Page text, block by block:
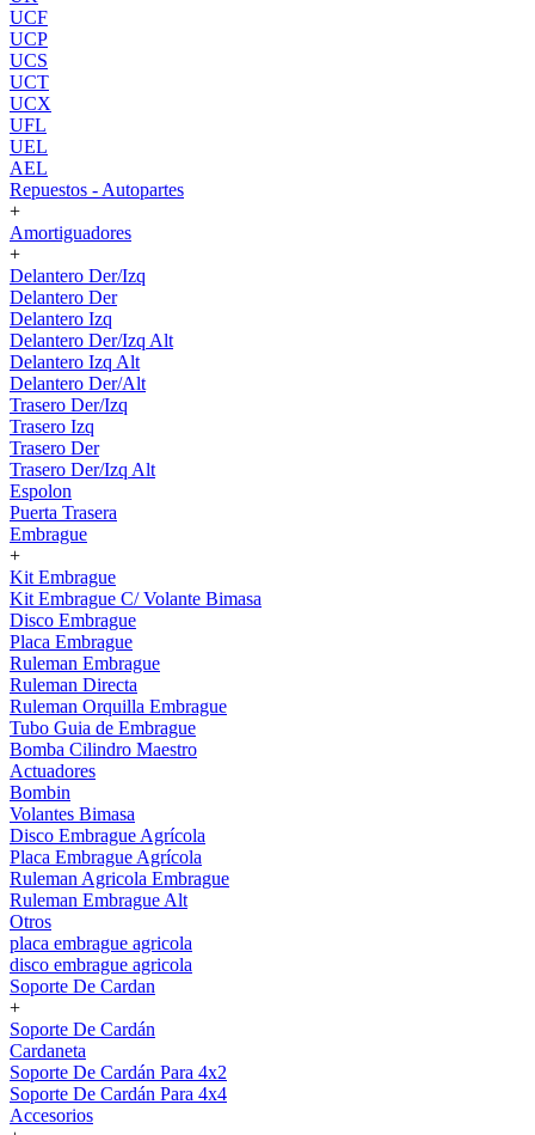
UCF
UCP
UCS
UCT
UCX
UFL
UEL
AEL
Repuestos - Autopartes
+
Amortiguadores
+
Delantero Der/Izq
Delantero Der
Delantero Izq
Delantero Der/Izq Alt
Delantero Izq Alt
Delantero Der/Alt
Trasero Der/Izq
Trasero Izq
Trasero Der
Trasero Der/Izq Alt
Espolon
Puerta Trasera
Embrague
+
Kit Embrague
Kit Embrague C/ Volante Bimasa
Disco Embrague
Placa Embrague
Ruleman Embrague
Ruleman Directa
Ruleman Orquilla Embrague
Tubo Guia de Embrague
Bomba Cilindro Maestro
Actuadores
Bombin
Volantes Bimasa
Disco Embrague Agrícola
Placa Embrague Agrícola
Ruleman Agricola Embrague
Ruleman Embrague Alt
Otros
placa embrague agricola
disco embrague agricola
Soporte De Cardan
+
Soporte De Cardán
Cardaneta
Soporte De Cardán Para 4x2
Soporte De Cardán Para 4x4
Accesorios